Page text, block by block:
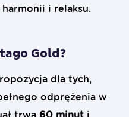
i relaksu.
Gold?
dla tych,
odprężenia w